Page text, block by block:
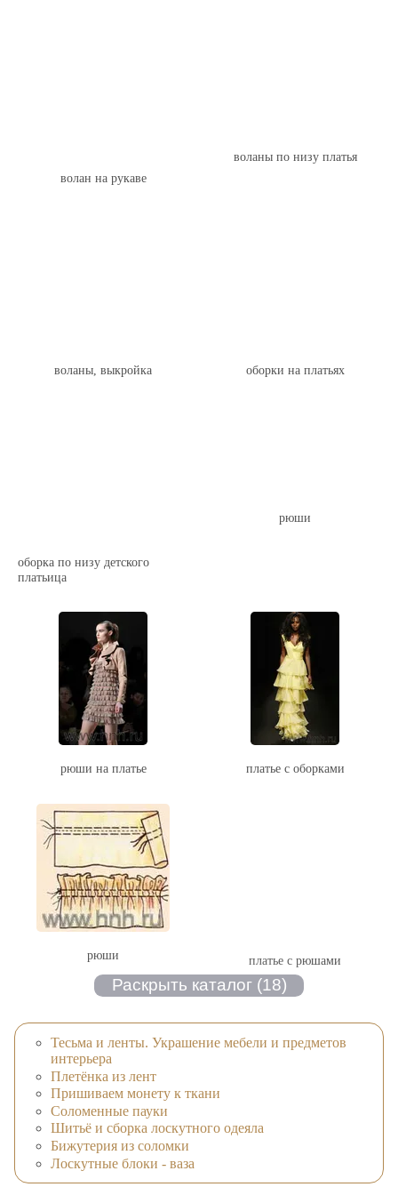
волан на рукаве
воланы по низу платья
воланы, выкройка оборки на платьях
оборка по низу детского
платьица
рюши
рюши на платье платье с оборками
рюши платье с рюшами
Тесьма и ленты. Украшение мебели и предметов
интерьера
Плетёнка из лент
Пришиваем монету к ткани
Соломенные пауки
Шитьё и сборка лоскутного одеяла
Бижутерия из соломки
Лоскутные блоки - ваза